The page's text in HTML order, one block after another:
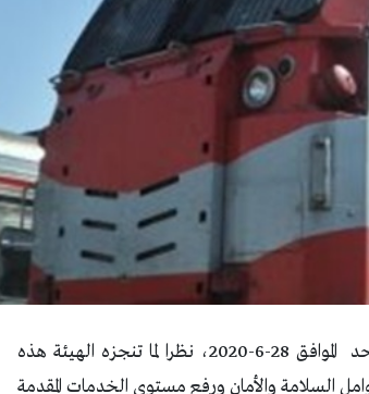
أعلنت السكة الحديد موقف التهديات والتأخيرات المتوقعة اليوم الأحد الموافق 28-6-2020، نظرا لما تنجزه الهيئة هذه
السلامة والأمان ورفع مستوى الخدمات المقدمة